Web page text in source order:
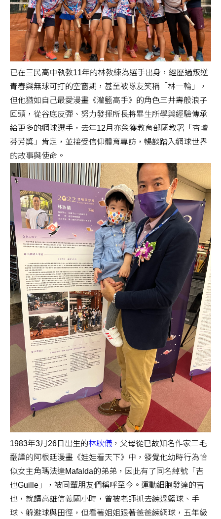
已在三民高中執教11年的林教練為選手出身，經歷過叛逆
青春與無球可打的空窗期，甚至被隊友笑稱「林一輪」，
但他猶如自己最愛漫畫《灌籃高手》的角色三井壽般浪子
回頭，從谷底反彈、努力發揮所長將畢生所學與經驗傳承
給更多的網球選手，去年12月亦榮獲教育部國教署「杏壇
芬芳獎」肯定，並接受信仰體育專訪，暢談踏入網球世界
的故事與使命。
1983年3月26日出生的林耿儀 ，父母從已故知名作家三毛
翻譯的阿根廷漫畫《娃娃看天下》中，發覺他幼時行為恰
似女主角瑪法達Mafalda的弟弟，因此有了同名綽號「吉
也Guille」，被同輩朋友們稱呼至今。運動細胞發達的吉
也，就讀高雄信義國小時，曾被老師抓去練過籃球、手
球、躲避球與田徑，但看著姐姐跟著爸爸練網球，五年級